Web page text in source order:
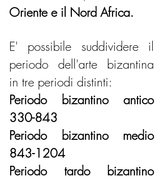
Oriente e il Nord Africa.
E' possibile suddividere il
periodo dell'arte bizantina
in tre periodi distinti:
Periodo bizantino antico
330-843
Periodo bizantino medio
843-1204
Periodo tardo bizantino